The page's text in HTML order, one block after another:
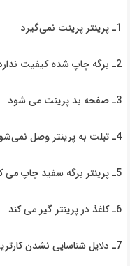
1ـ پرینتر پرینت نمی‌گیرد
2ـ برگه چاپ شده کیفیت ندارد
3ـ صفحه بد پرینت می شود
4ـ تبلت به پرینتر وصل نمی‌شود
5ـ پرینتر برگه سفید چاپ می کند
6ـ کاغذ در پرینتر گیر می کند
7ـ دلایل شناسایی نشدن کارتریج در